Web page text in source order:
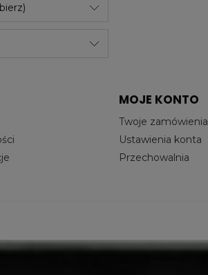
MOJE KONTO
Twoje zamówienia
Ustawienia konta
Przechowalnia